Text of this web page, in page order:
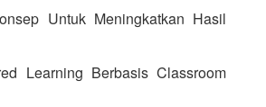
Untuk Meningkatkan Hasil
Learning Berbasis Classroom